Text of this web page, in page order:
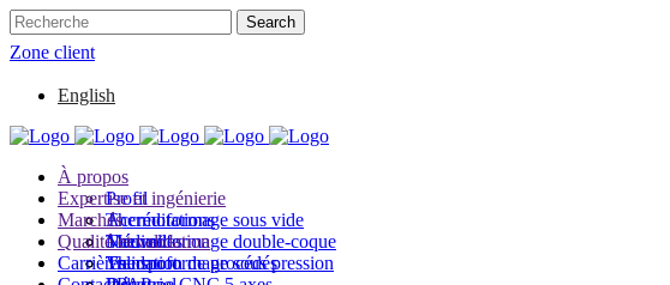
Zone client
English
À propos
Profil
Accréditations
Nouvelles
Expertise et ingénierie
Thermoformage sous vide
Thermoformage double-coque
Thermoformage sous pression
Marchés
Médical
Transport
Qualité et validation
Validation de procédés
Carrières